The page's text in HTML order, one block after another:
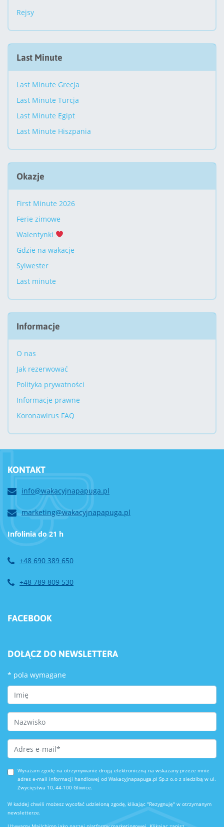
Rejsy
Last Minute
Last Minute Grecja
Last Minute Turcja
Last Minute Egipt
Last Minute Hiszpania
Okazje
First Minute 2026
Ferie zimowe
Walentynki
Gdzie na wakacje
Sylwester
Last minute
Informacje
O nas
Jak rezerwować
Polityka prywatności
Informacje prawne
Koronawirus FAQ
KONTAKT
info@wakacyjnapapuga.pl
marketing@wakacyjnapapuga.pl
Infolinia do 21 h
+48 690 389 650
+48 789 809 530
FACEBOOK
DOŁĄCZ DO NEWSLETTERA
* pola wymagane
First Name
Last Name
Email Address *
Wyrażam zgodę na otrzymywanie drogą elektroniczną na wskazany przeze mnie
adres e-mail informacji handlowej od Wakacyjnapapuga.pl Sp.z o.o z siedzibą w ul.
Zwycięstwa 10, 44-100 Gliwice.
W każdej chwili możesz wycofać udzieloną zgodę, klikając "Rezygnuję" w otrzymanym
newsletterze.